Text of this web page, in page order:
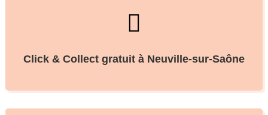

Click & Collect gratuit à Neuville-sur-Saône